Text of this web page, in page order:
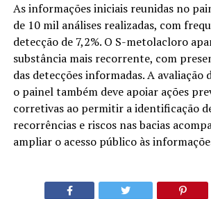
As informações iniciais reunidas no
de 10 mil análises realizadas, com
detecção de 7,2%. O S-metolacloro
substância mais recorrente, com
das detecções informadas. A avaliação
o painel também deve apoiar ações
corretivas ao permitir a identificação
recorrências e riscos nas bacias
ampliar o acesso público às